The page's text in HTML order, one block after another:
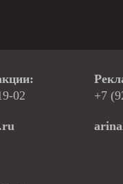
02
+7